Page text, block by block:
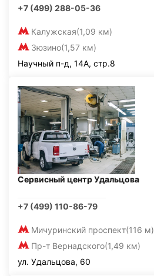
+7 (499) 288-05-36
Калужская(1,09 км)
Зюзино(1,57 км)
Научный п-д, 14А, стр.8
Сервисный центр Удальцова
+7 (499) 110-86-79
Мичуринский проспект(116 м)
Пр-т Вернадского(1,49 км)
ул. Удальцова, 60